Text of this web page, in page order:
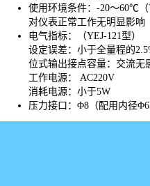
使用环境条件：-20～60℃
对仪表正常工作无明显影响
电气指标：（YEJ-121型）
设定误差：小于全量程的
位式输出接点容量：交流无
工作电源： AC220V
消耗电源：小于5W
压力接口：Φ8（配用内径